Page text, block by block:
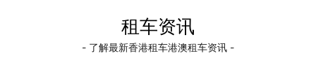
租车资讯
- 了解最新香港租车港澳租车资讯 -